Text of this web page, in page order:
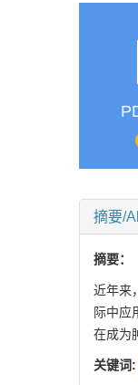
摘要/
摘要：
近年来
际中应
在成为
关键词: